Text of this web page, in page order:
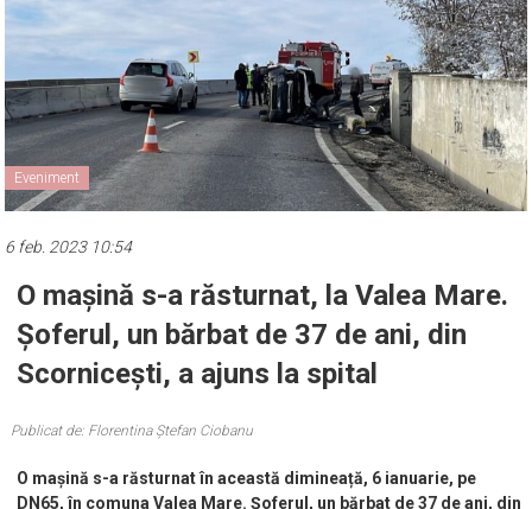
Eveniment
6 feb. 2023 10:54
O mașină s-a răsturnat, la Valea Mare.
Șoferul, un bărbat de 37 de ani, din
Scornicești, a ajuns la spital
Publicat de: Florentina Ștefan Ciobanu
O mașină s-a răsturnat în această dimineață, 6 ianuarie, pe
DN65, în comuna Valea Mare.Șoferul, un bărbat de 37 de ani, din